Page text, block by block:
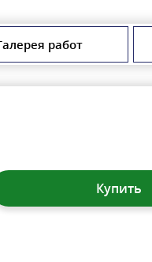
работ
Купить